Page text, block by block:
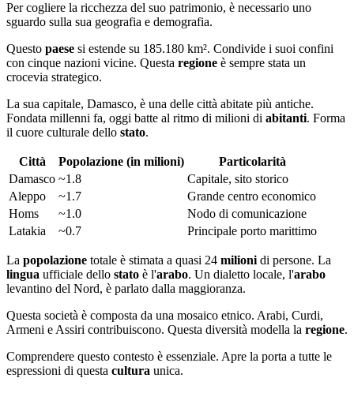
Per cogliere la ricchezza del suo patrimonio, è necessario uno
sguardo sulla sua geografia e demografia.
Questo paese si estende su 185.180 km². Condivide i suoi confini
con cinque nazioni vicine. Questa regione è sempre stata un
crocevia strategico.
La sua capitale, Damasco, è una delle città abitate più antiche.
Fondata millenni fa, oggi batte al ritmo di milioni di abitanti. Forma
il cuore culturale dello stato.
Città Popolazione (in milioni)
Particolarità
Damasco ~1.8
Capitale, sito storico
Aleppo
~1.7
Grande centro economico
Homs
~1.0
Nodo di comunicazione
Latakia
~0.7 Principale porto marittimo
La popolazione totale è stimata a quasi 24 milioni di persone. La
lingua ufficiale dello stato è l'arabo. Un dialetto locale, l'arabo
levantino del Nord, è parlato dalla maggioranza.
Questa società è composta da una mosaico etnico. Arabi, Curdi,
Armeni e Assiri contribuiscono. Questa diversità modella la regione.
Comprendere questo contesto è essenziale. Apre la porta a tutte le
espressioni di questa cultura unica.